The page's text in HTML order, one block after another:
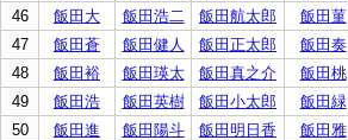
46
飯田大 飯田浩二 飯田航太郎 飯田菫
47
飯田蒼 飯田健人 飯田正太郎 飯田奏
48
飯田裕 飯田瑛太 飯田真之介 飯田桃
49
飯田浩 飯田英樹 飯田小太郎 飯田緑
50
飯田進 飯田陽斗 飯田明日香 飯田雅